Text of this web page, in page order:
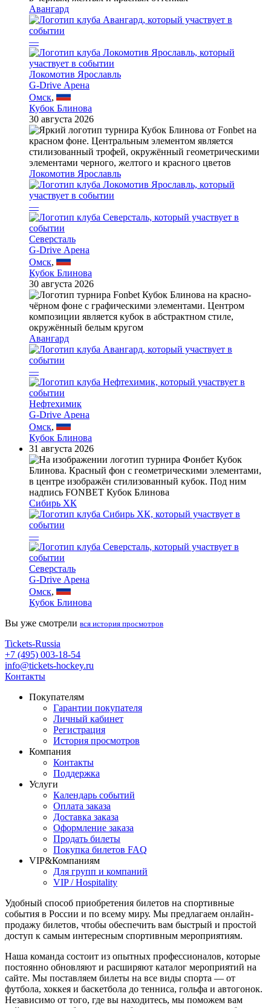
Авангард
—
Локомотив Ярославль
G-Drive Арена
Омск,
Кубок Блинова
30 августа 2026
Локомотив Ярославль
—
Северсталь
G-Drive Арена
Омск,
Кубок Блинова
30 августа 2026
Авангард
—
Нефтехимик
G-Drive Арена
Омск,
Кубок Блинова
31 августа 2026
Сибирь ХК
—
Северсталь
G-Drive Арена
Омск,
Кубок Блинова
Вы уже смотрели вся история просмотров
Tickets-Russia
+7 (495) 003-18-54
info@tickets-hockey.ru
Контакты
Покупателям
Гарантии покупателя
Личный кабинет
Регистрация
История просмотров
Компания
Контакты
Поддержка
Услуги
Календарь событий
Оплата заказа
Доставка заказа
Оформление заказа
Продать билеты
Покупка билетов FAQ
VIP&Компаниям
Для групп и компаний
VIP / Hospitality
Удобный способ приобретения билетов на спортивные
события в России и по всему миру. Мы предлагаем онлайн-
продажу билетов, чтобы обеспечить вам быстрый и простой
доступ к самым интересным спортивным мероприятиям.
Наша команда состоит из опытных профессионалов, которые
постоянно обновляют и расширяют каталог мероприятий на
сайте. Мы поставляем билеты на все виды спорта — от
футбола, хоккея и баскетбола до тенниса, гольфа и автогонок.
Независимо от того, где вы находитесь, мы поможем вам